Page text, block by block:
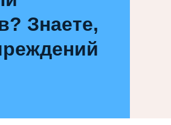
Знаете,